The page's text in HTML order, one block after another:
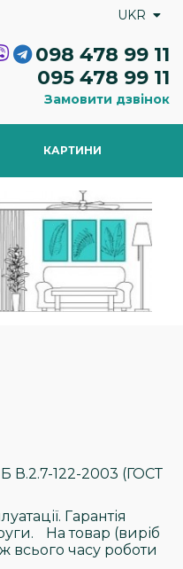
098 478 99 11
095 478 99 11
Замовити дзвінок
КАРТИНИ
В.2.7-122-2003 (ГОСТ
Гарантія
На товар (виріб
всього часу роботи